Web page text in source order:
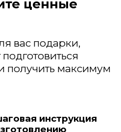
сразу после
прямо на
которые вы
руками
понимания
какие
ученицы